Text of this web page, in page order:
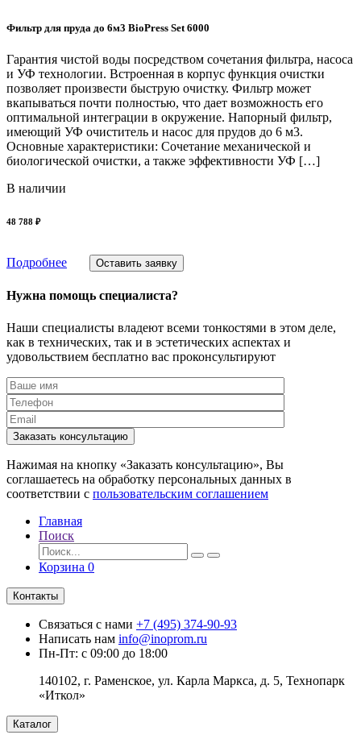
Фильтр для пруда до 6м3 BioPress Set 6000
Гарантия чистой воды посредством сочетания фильтра, насоса
и УФ технологии. Встроенная в корпус функция очистки
позволяет произвести быструю очистку. Фильтр может
вкапываться почти полностью, что дает возможность его
оптимальной интеграции в окружение. Напорный фильтр,
имеющий УФ очиститель и насос для прудов до 6 м3.
Основные характеристики: Сочетание механической и
биологической очистки, а также эффективности УФ […]
В наличии
48 788 ₽
Подробнее Оставить заявку
Нужна помощь специалиста?
Наши специалисты владеют всеми тонкостями в этом деле,
как в технических, так и в эстетических аспектах и
удовольствием бесплатно вас проконсультируют
Заказать консультацию
Нажимая на кнопку «Заказать консультацию», Вы
соглашаетесь на обработку персональных данных в
соответствии с пользовательским соглашением
Главная
Поиск
Корзина 0
Контакты
Связаться с нами +7 (495) 374-90-93
Написать нам info@inoprom.ru
Пн-Пт: с 09:00 до 18:00
140102, г. Раменское, ул. Карла Маркса, д. 5, Технопарк
«Иткол»
Каталог